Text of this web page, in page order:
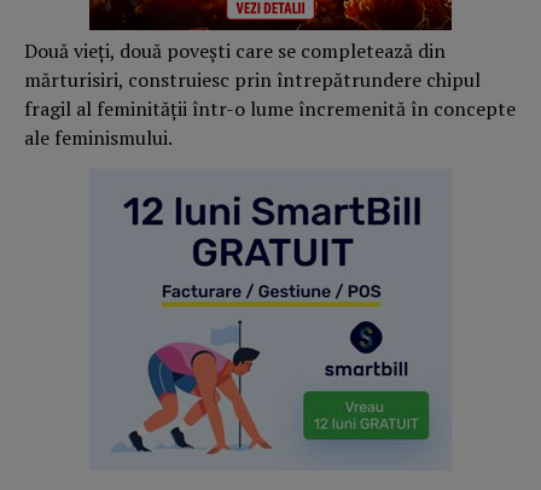
Două vieți, două povești care se completează din
mărturisiri, construiesc prin întrepătrundere chipul
fragil al feminității într-o lume încremenită în concepte
ale feminismului.